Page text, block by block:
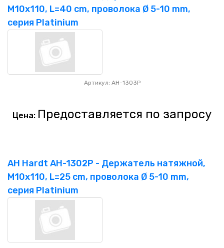
M10x110, L=40 cm, проволока Ø 5-10 mm,
серия Platinium
Артикул: AH-1303P
Цена: Предоставляется по запросу
AH Hardt AH-1302P - Держатель натяжной,
M10x110, L=25 cm, проволока Ø 5-10 mm,
серия Platinium